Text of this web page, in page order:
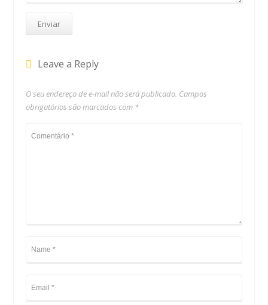
Leave a Reply
O seu endereço de e-mail não será publicado. Campos
obrigatórios são marcados com *